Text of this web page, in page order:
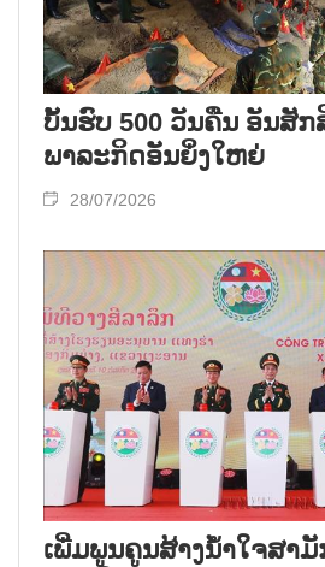
ບັ້ນຮົບ 500 ວັນຄືນ ອັນສັກ
ພາລະກິດອັນຍິ່ງໃຫຍ່
28/07/2026
ເພີ່​ມ​ພູນ​ຄູນ​ສ້າງ​ນ້ຳ​ໃຈ​ສາ​